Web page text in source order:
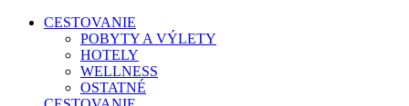
CESTOVANIE
POBYTY A VÝLETY
HOTELY
WELLNESS
OSTATNÉ